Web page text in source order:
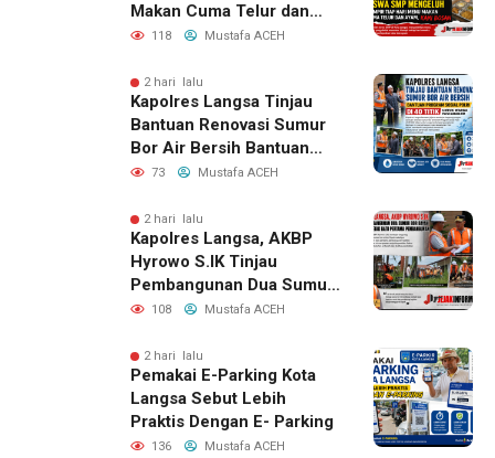
Makan Cuma Telur dan
Ayam, Kami Bosan
118 Mustafa ACEH
2 hari lalu
Kapolres Langsa Tinjau
Bantuan Renovasi Sumur
Bor Air Bersih Bantuan
Program Sosial Polri Di 40
Pascabanjir
73 Mustafa ACEH
2 hari lalu
Kapolres Langsa, AKBP
Hyrowo S.IK Tinjau
Pembangunan Dua Sumur
Bor Dayah Sekaligus Letak
Pembangunan
108 Mustafa ACEH
2 hari lalu
Pemakai E-Parking Kota
Langsa Sebut Lebih
Praktis Dengan E- Parking
136 Mustafa ACEH